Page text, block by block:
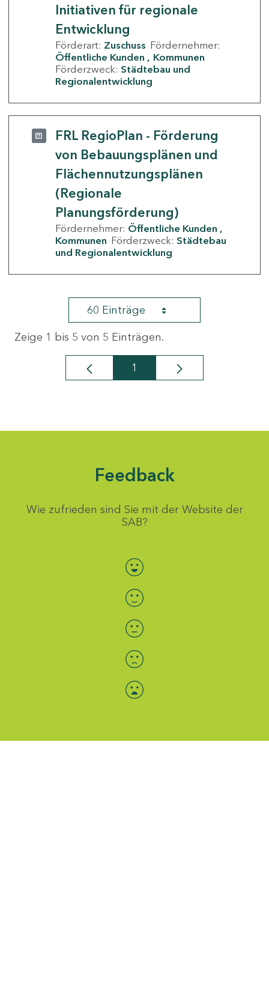
Initiativen für regionale
Entwicklung
Förderart: Zuschuss Fördernehmer:
Öffentliche Kunden
Kommunen
Förderzweck: Städtebau und
Regionalentwicklung
FRL RegioPlan - Förderung
von Bebauungsplänen und
Flächennutzungsplänen
(Regionale
Planungsförderung)
Fördernehmer: Öffentliche Kunden
Kommunen Förderzweck: Städtebau
und Regionalentwicklung
60 Einträge
Zeige 1 bis 5 von 5 Einträgen.
Seite
1
Feedback
Wie zufrieden sind Sie mit der Website der
SAB?
Bewertung auswählen